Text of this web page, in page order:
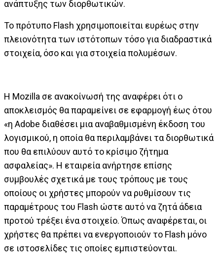
ανάπτυξης των διορθωτικών.
Το πρότυπο Flash χρησιμοποιείται ευρέως στην
πλειονότητα των ιστότοπων τόσο για διαδραστικά
στοιχεία, όσο και για στοιχεία πολυμέσων.
Η Mozilla σε ανακοίνωσή της αναφέρει ότι ο
αποκλεισμός θα παραμείνει σε εφαρμογή έως ότου
«η Adobe διαθέσει μια αναβαθμισμένη έκδοση του
λογισμικού, η οποία θα περιλαμβάνει τα διορθωτικά
που θα επιλύουν αυτό το κρίσιμο ζήτημα
ασφαλείας». Η εταιρεία ανήρτησε επίσης
συμβουλές σχετικά με τους τρόπους με τους
οποίους οι χρήστες μπορούν να ρυθμίσουν τις
παραμέτρους του Flash ώστε αυτό να ζητά άδεια
προτού τρέξει ένα στοιχείο. Όπως αναφέρεται, οι
χρήστες θα πρέπει να ενεργοποιούν το Flash μόνο
σε ιστοσελίδες τις οποίες εμπιστεύονται.